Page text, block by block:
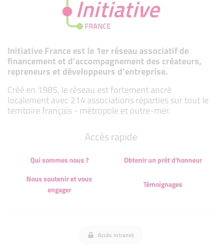
Initiative France est le 1er réseau associatif de
financement et d’accompagnement des créateurs,
repreneurs et développeurs d’entreprise.
Créé en 1985, le réseau est fortement ancré
localement avec 214 associations réparties sur tout le
territoire français - métropole et outre-mer.
Accès rapide
Qui sommes nous ?
Obtenir un prêt d'honneur
Nous soutenir et vous
engager
Témoignages
Accès intranet